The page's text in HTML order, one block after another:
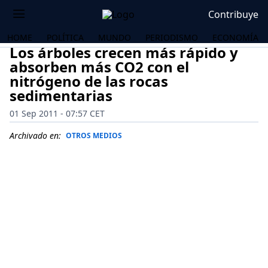
Contribuye
HOME POLÍTICA MUNDO PERIODISMO ECONOMÍA
Los árboles crecen más rápido y
absorben más CO2 con el
nitrógeno de las rocas
sedimentarias
01 Sep 2011 - 07:57 CET
Archivado en: OTROS MEDIOS